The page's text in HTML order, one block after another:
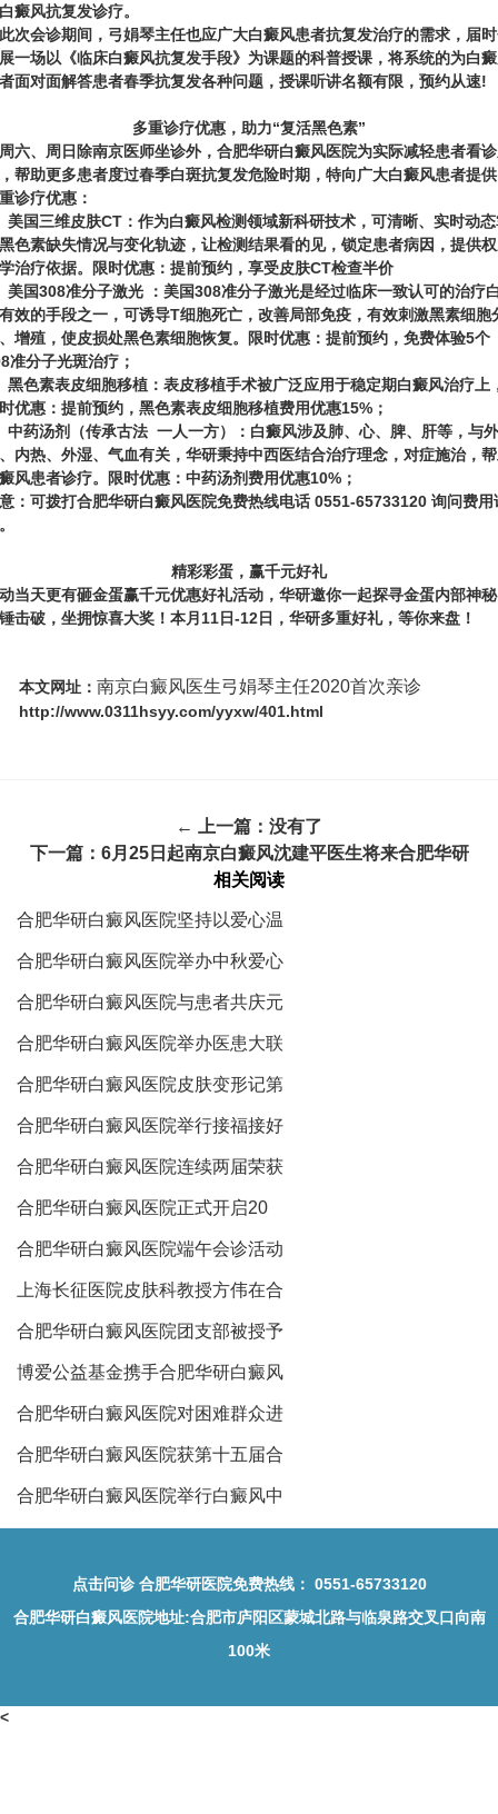
癜风抗复发诊疗。
次会诊期间，弓娟琴主任也应广大白癜风患者抗复发治疗的需求，届
一场以 《临床白癜风抗复发手段》 为课题的科普授课， 将系统的为白
面对面解答患者春季抗复发各种问题， 授课听讲名额有限，预约从速!
多重诊疗优惠，助力“复活黑色素”
六、周日除南京医师坐诊外，合肥华研白癜风医院为实际减轻患者看
帮助更多患者度过春季白斑抗复发危险时期，特向广大白癜风患者提
诊疗优惠：
美国三维皮肤CT： 作为白癜风检测领域新科研技术，可清晰、实时动
色素缺失情况与变化轨迹，让检测结果看的见，锁定患者病因，提供
治疗依据。
限时优惠：提前预约，享受皮肤CT检查半价
美国308准分子激光 ： 美国308准分子激光是经过临床一致认可的治疗
效的手段之一，可诱导T细胞死亡，改善局部免疫，有效刺激黑素细胞
增殖，使皮损处黑色素细胞恢复。
限时优惠：提前预约，免费体验5个
准分子光斑治疗；
黑色素表皮细胞移植： 表皮移植手术被广泛应用于稳定期白癜风治疗上
优惠：提前预约，黑色素表皮细胞移植费用优惠15%；
中药汤剂（传承古法 一人一方）： 白癜风涉及肺、心、脾、肝等，与外
内热、外湿、气血有关，华研秉持中西医结合治疗理念，对症施治，
风患者诊疗。
限时优惠：中药汤剂费用优惠10%；
： 可拨打合肥华研白癜风医院免费热线电话 0551-65733120 询问费用
精彩彩蛋，赢千元好礼
当天更有砸金蛋赢千元优惠好礼活动 ，华研邀你一起探寻金蛋内部神
击破，坐拥惊喜大奖！ 本月11日-12日，华研多重好礼，等你来盘！
本文网址： 南京白癜风医生弓娟琴主任2020首次亲诊
http://www.0311hsyy.com/yyxw/401.html
← 上一篇：没有了
下一篇： 6月25日起南京白癜风沈建平医生将来合肥华研
相关阅读
合肥华研白癜风医院坚持以爱心温
合肥华研白癜风医院举办中秋爱心
合肥华研白癜风医院与患者共庆元
合肥华研白癜风医院举办医患大联
合肥华研白癜风医院皮肤变形记第
合肥华研白癜风医院举行接福接好
合肥华研白癜风医院连续两届荣获
合肥华研白癜风医院正式开启20
合肥华研白癜风医院端午会诊活动
上海长征医院皮肤科教授方伟在合
合肥华研白癜风医院团支部被授予
博爱公益基金携手合肥华研白癜风
合肥华研白癜风医院对困难群众进
合肥华研白癜风医院获第十五届合
合肥华研白癜风医院举行白癜风中
点击问诊合肥华研医院免费热线： 0551-65733120
合肥华研白癜风医院地址:合肥市庐阳区蒙城北路与临泉路交叉口向南
100米
<